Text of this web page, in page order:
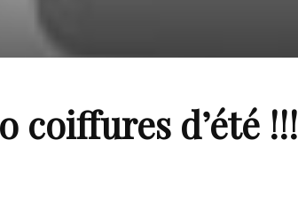
coiffures d’été !!!